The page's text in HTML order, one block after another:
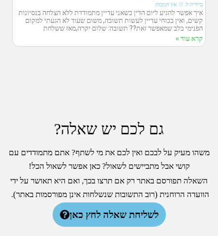
ברוריה ל. אין תגובות
איך אפשר להגיע ליום הדין כשאני עדיין מתמודדת ללא הצלחה בנסיונות
קשים, ואין בכוחי עדיין לעשות תשובה, משום שעוד לא הגעתי למקום
הפנימי בלב שמאפשר זאת?? תשובה: שלום יקרה,מאז ששלחת
קרא עוד »
גם לכם יש שאלה?
משהו מעיק על לבכם ואין לכם את מי לשתף? אתם מתמודדים עם
קושי אבל מתביישים לשאול? כאן אפשר לשאול הכל!
השאלה תפורסם באתר רק אם תרצו בכך, ואם היא תאושר על ידי
הוועדה הרוחנית (רוב התשובות שנשלחות אינן מפורסמות באתר).
לשליחת שאלה לחץ כאן